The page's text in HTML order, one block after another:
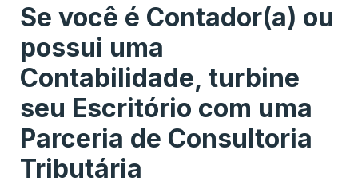
Se você é Contador(a) ou
possui uma
Contabilidade, turbine
seu Escritório com uma
Parceria de Consultoria
Tributária